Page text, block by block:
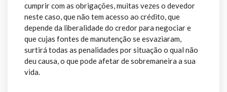
cumprir com as obrigações, muitas vezes o devedor
neste caso, que não tem acesso ao crédito, que
depende da liberalidade do credor para negociar e
que cujas fontes de manutenção se esvaziaram,
surtirá todas as penalidades por situação o qual não
deu causa, o que pode afetar de sobremaneira a sua
vida.